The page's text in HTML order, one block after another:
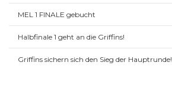
MEL 1 FINALE gebucht
Halbfinale 1 geht an die Griffins!
Griffins sichern sich den Sieg der Hauptrunde!